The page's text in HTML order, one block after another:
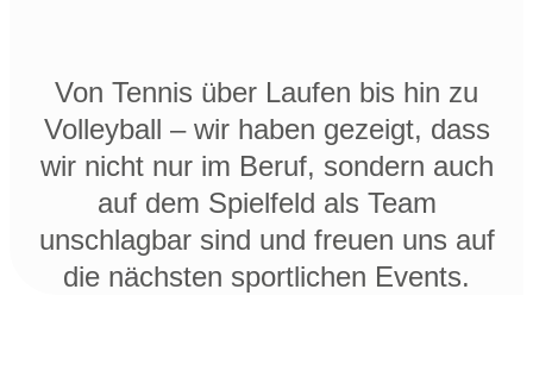
Von Tennis über Laufen bis hin zu
Volleyball – wir haben gezeigt, dass
wir nicht nur im Beruf, sondern auch
auf dem Spielfeld als Team
unschlagbar sind und freuen uns auf
die nächsten sportlichen Events.